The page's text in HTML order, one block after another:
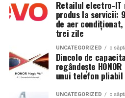
Argumente împotriva
mai ales pentru
recurente
Beneficiul asupra ratelor
demonstrat consistent în
Lungime panouri
liniari
Conectică:priză
380 V trifazic, priză
Climatizare: aer
Retailul electro-IT
produs la servicii:
de aer
trei zile
UNCATEGORIZED o
Dincolo de
regândește
unui telefon pliabil
UNCATEGORIZED o